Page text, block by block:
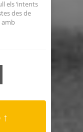
els ‘intents
des de
amb